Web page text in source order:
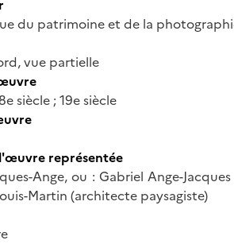
du patrimoine et de la
vue partielle
siècle ; 19e siècle
représentée
Ange, ou : Gabriel Ange-
Martin (architecte paysagiste)